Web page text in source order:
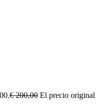
€200,00 El precio original